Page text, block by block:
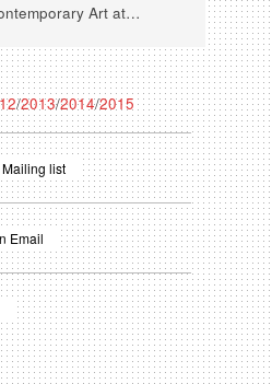
Art at…
/2013/2014/2015
list
Email